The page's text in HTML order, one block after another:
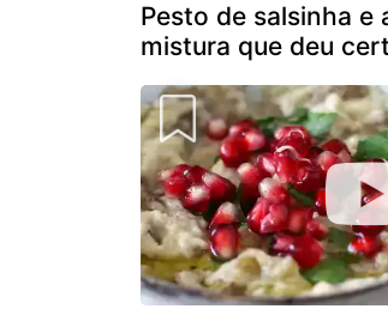
Pesto de salsinha e
mistura que deu